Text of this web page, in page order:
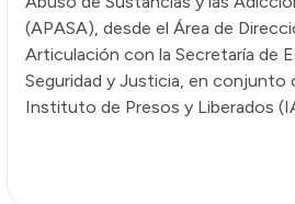
(APASA), desde el Área de
Articulación con la Secretaría de
Seguridad y Justicia, en conjunto
Instituto de Presos y Liberados